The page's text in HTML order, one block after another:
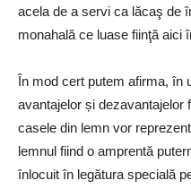
acela de a servi ca lăcaş de
monahală ce luase fiinţă aici
În mod cert putem afirma, în
avantajelor și dezavantajelor
casele din lemn vor
lemnul fiind o amprentă
înlocuit în legătura specială